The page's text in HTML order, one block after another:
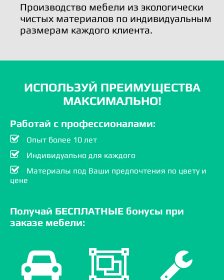
Производство мебели из экологически
чистых материалов по индивидуальным
размерам каждого клиента.
ИСПОЛЬЗУЙ ПРЕИМУЩЕСТВА
МАКСИМАЛЬНО!
Работай с профессионалами:
Опыт более 10 лет
Индивидуально для каждого
Материалы под Ваши предпочтения по цвету и
цене
Получай БЕСПЛАТНЫЕ бонусы при
заказе мебели: